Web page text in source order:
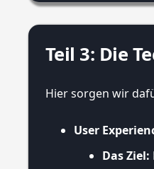
Teil 3: Die
Hier sorgen wir
User
Das Ziel: